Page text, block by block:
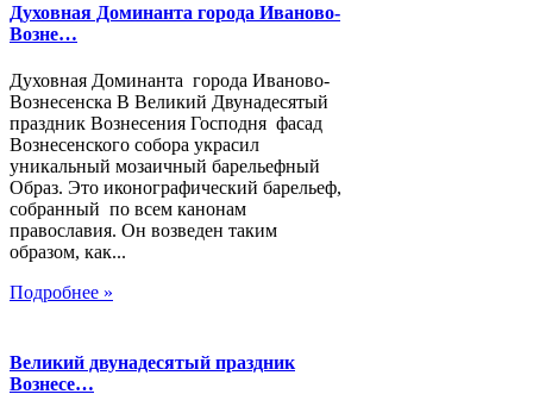
Духовная Доминанта города Иваново-
Возне…
Духовная Доминанта города Иваново-
Вознесенска В Великий Двунадесятый
праздник Вознесения Господня фасад
Вознесенского собора украсил
уникальный мозаичный барельефный
Образ. Это иконографический барельеф,
собранный по всем канонам
православия. Он возведен таким
образом, как...
Подробнее »
Великий двунадесятый праздник
Вознесе…